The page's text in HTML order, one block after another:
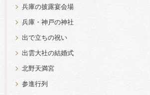
兵庫の披露宴会場
兵庫・神戸の神社
出で立ちの祝い
出雲大社の結婚式
北野天満宮
参進行列